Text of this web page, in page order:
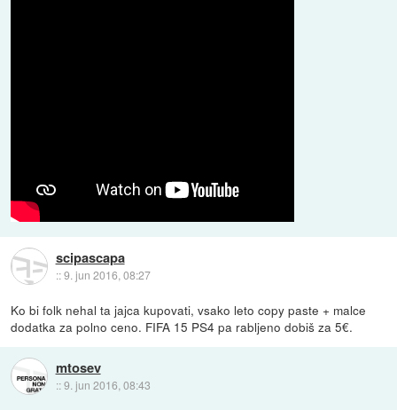
scipascapa
::9. jun 2016, 08:27
Ko bi folk nehal ta jajca kupovati, vsako leto copy paste + malce
dodatka za polno ceno. FIFA 15 PS4 pa rabljeno dobiš za 5€.
mtosev
::9. jun 2016, 08:43